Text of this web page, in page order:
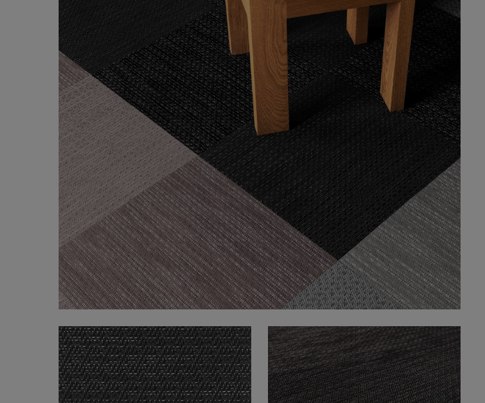
Puhdistus
Yhteistyötä suunnittelijoiden kanssa
Stories
Tietoa meistä
Yhteystiedot
Pattern Tile Tool
Valitse maa